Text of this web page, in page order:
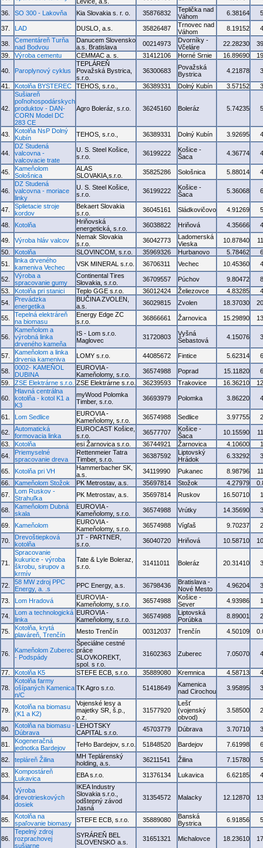
36. SO 300 - Lakovňa Kia Slovakia s. r. o. 35876832
Teplička nad
Váhom
6.38164
37. LAD DUSLO, a.s. 35826487
Trnovec nad
Váhom
8.19152
38.
Cementáreň Turňa
nad Bodvou
Danucem Slovensko
a.s. Bratislava
00214973
Dvorníky -
Včeláre
22.28230
39.
Výroba cementu CEMMAC a. s. 31412106 Horné Srnie 16.89690
40. Paroplynový cyklus
TEPLÁREŇ
Považská Bystrica,
s.r.o.
36300683
Považská
Bystrica
4.21878
41. Kotolňa BYSTEREC TEHOS, s.r.o., 36389331 Dolný Kubín 3.57152
42.
Sušiareň
poľnohospodárskych
produktov - DAN-
CORN Model DC
283 CE
Agro Boleráz, s.r.o. 36245160 Boleráz 5.74235
43.
Kotolňa NsP Dolný
Kubín
TEHOS, s.r.o., 36389331 Dolný Kubín 3.92695
44.
DZ Studená
valcovna -
valcovacie trate
U. S. Steel Košice,
s.r.o.
36199222
Košice -
Šaca
4.36774
45.
Kameňolom
Sološnica
ALAS
SLOVAKIA,s.r.o.
35825286 Sološnica 5.88014
46.
DZ Studená
valcovna - moriace
linky
U. S. Steel Košice,
s.r.o.
36199222
Košice -
Šaca
5.36068
47.
Splietacie stroje
kordov
Bekaert Slovakia
s.r.o.
36045161 Sládkovičovo 4.91269
48. Kotolňa
Hriňovská
energetická, s.r.o.
36038822 Hriňová 4.35666
49. Výroba hláv valcov
Nemak Slovakia
s.r.o.
36042773
Ladomerská
Vieska
10.87840
50.
Kotolňa SLOVINCOM, s.r.o. 35969326 Hurbanovo 5.78462
51.
linka drveného
kameniva Vechec
VSK MINERAL s.r.o. 36706311 Vechec 10.45360
52.
Výroba a
spracovanie gumy
Continental Tires
Slovakia, s.r.o.
36709557 Púchov 9.80472
53.
Kotolňa pri stanici Teplo GGE s.r.o. 36012424 Želiezovce 4.83285
54.
Prevádzka
energetika
BUČINA ZVOLEN,
a.s.
36029815 Zvolen 18.37030
55.
Tepelná elektráreň
na biomasu
Energy Edge ZC
s.r.o.
36866661 Žarnovica 15.29890
56.
Kameňolom a
výrobná linka
drveného kameňa
IS - Lom s.r.o.
Maglovec
31720803
Vyšná
Šebastová
4.15076
57.
Kameňolom a linka
drvenia kameniva
LOMY s.r.o. 44085672 Fintice 5.62314
58.
0002- KAMEŇOL
DUBINA
EUROVIA -
Kameňolomy, s.r.o.
36574988 Poprad 15.11820
59.
ZSE Elektrárne s.r.o. ZSE Elektrárne s.r.o. 36239593 Trakovice 16.36210
60.
Hlavná centrálna
kotolňa - kotol K1 a
K3
myWood Polomka
Timber, s.r.o.
36693979 Polomka 3.86220
61. Lom Sedlice
EUROVIA -
Kameňolomy, s.r.o.
36574988 Sedlice 3.97755
62.
Automatická
formovacia linka
EUROCAST Košice,
s.r.o.
36577707
Košice -
Šaca
10.15590
63.
Kotolňa esi Žarnovica s.r.o. 36744921 Žarnovica 4.10600
64.
Priemyselné
spracovanie dreva
Rettenmeier Tatra
Timber, s.r.o.
36387592
Liptovský
Hrádok
6.33292
65. Kotolňa pri VH
Hammerbacher SK,
a.s.
34119990 Pukanec 8.98796
66.
Kameňolom Stožok PK Metrostav, a.s. 35697814 Stožok 4.27979
67.
Lom Ruskov -
Strahuľka
PK Metrostav, a.s. 35697814 Ruskov 16.50710
68.
Kameňolom Dubná
skala
EUROVIA -
Kameňolomy, s.r.o.
36574988 Vrútky 14.35690
69. Kameňolom
EUROVIA -
Kameňolomy, s.r.o.
36574988 Vígľaš 9.70237
70.
Drevoštiepková
kotolňa
JT - PARTNER,
s.r.o.
36040720 Hriňová 10.58710
71.
Spracovanie
kukurice - výroba
škrobu, sirupov a
krmív
Tate & Lyle Boleraz,
s.r.o.
31411011 Boleráz 20.31410
72.
58 MW zdroj PPC
Energy, a. .s
PPC Energy, a.s. 36798436
Bratislava -
Nové Mesto
4.96204
73. Lom Hradová
EUROVIA -
Kameňolomy, s.r.o.
36574988
Košice -
Sever
4.93986
74.
Lom a technologická
linka
EUROVIA -
Kameňolomy, s.r.o.
36574988
Liptovská
Porúbka
8.89001
75.
Kotolňa, krytá
plaváreň, Trenčín
Mesto Trenčín 00312037 Trenčín 4.50109
76.
Kameňolom Zuberec
- Podspády
Špeciálne cestné
práce
SLOVKOREKT,
spol. s r.o.
31602363 Zuberec 7.05070
77. Kotolňa K5 STEFE ECB, s.r.o. 35889080 Kremnica 4.58713
78.
Kotolňa farmy
ošípaných Kamenica
n/C
TK Agro s.r.o. 51418649
Kamenica
nad Cirochou
3.95895
79.
Kotolňa na biomasu
(K1 a K2)
Vojenské lesy a
majetky SR, š.p.,
o.z.
31577920
Lešť
(vojenský
obvod)
3.58500
80.
Kotolňa na biomasu -
Dúbrava
LEHOTSKY
CAPITAL s.r.o.
45703779 Dúbrava 3.70710
81.
Kogeneračná
jednotka Bardejov
TeHo Bardejov, s.r.o. 51848520 Bardejov 7.61998
82. tepláreň Žilina
MH Teplárenský
holding, a.s.
36211541 Žilina 7.15780
83.
Kompostáreň
Lukavica
EBA s.r.o. 31376134 Lukavica 6.62185
84.
Výroba
drevotrieskových
dosiek
IKEA Industry
Slovakia s.r.o.,
odštepný závod
Jasná
31354572 Malacky 12.12870
85.
Kotolňa na
spaľovanie biomasy
STEFE ECB, s.r.o. 35889080
Banská
Bystrica
6.91856
86.
Tepelný zdroj
rozprachovej
sušiarne
SYRÁREŇ BEL
SLOVENSKO a.s.
31651321 Michalovce 18.23610